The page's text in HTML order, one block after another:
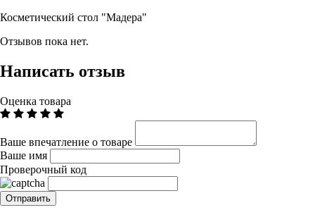
Косметический стол "Мадера"
Отзывов пока нет.
Написать отзыв
Оценка товара
Ваше впечатление о товаре
Ваше имя
Проверочный код